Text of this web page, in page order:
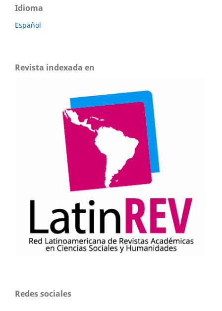
Idioma
Español
Revista indexada en
Redes sociales